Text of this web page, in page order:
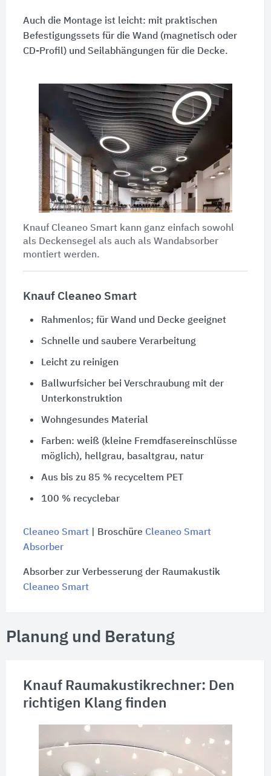
Auch die Montage ist leicht: mit praktischen
Befestigungssets für die Wand (magnetisch oder
CD-Profil) und Seilabhängungen für die Decke.
Knauf Cleaneo Smart kann ganz einfach sowohl
als Deckensegel als auch als Wandabsorber
montiert werden.
Knauf Cleaneo Smart
Rahmenlos; für Wand und Decke geeignet
Schnelle und saubere Verarbeitung
Leicht zu reinigen
Ballwurfsicher bei Verschraubung mit der
Unterkonstruktion
Wohngesundes Material
Farben: weiß (kleine Fremdfasereinschlüsse
möglich), hellgrau, basaltgrau, natur
Aus bis zu 85 % recyceltem PET
100 % recyclebar
Cleaneo Smart| Broschüre Cleaneo Smart
Absorber
Absorber zur Verbesserung der Raumakustik
Cleaneo Smart
Planung und Beratung
Knauf Raumakustikrechner: Den
richtigen Klang finden